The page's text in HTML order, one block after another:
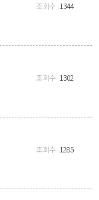
조회수 1344
조회수 1302
조회수 1285